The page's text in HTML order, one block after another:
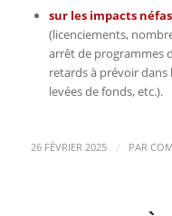
sur les impacts
(licenciements,
arrêt de programmes
retards à prévoir dans
levées de fonds, etc.).
26 FÉVRIER 2025 / PAR